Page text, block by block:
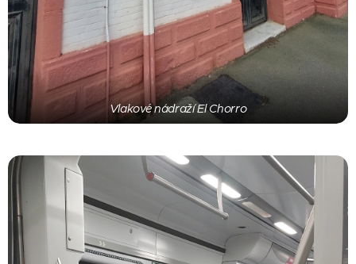
Vlakové nádraží El Chorro